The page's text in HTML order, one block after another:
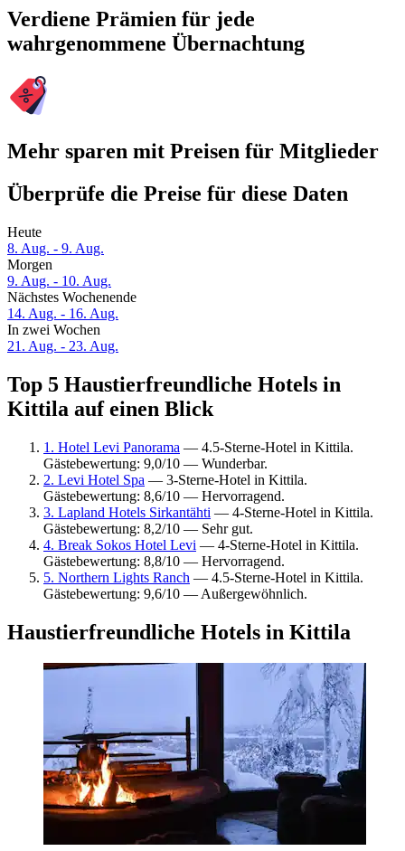
Verdiene Prämien für jede
wahrgenommene Übernachtung
Mehr sparen mit Preisen für Mitglieder
Überprüfe die Preise für diese Daten
Heute
8. Aug. - 9. Aug.
Morgen
9. Aug. - 10. Aug.
Nächstes Wochenende
14. Aug. - 16. Aug.
In zwei Wochen
21. Aug. - 23. Aug.
Top 5 Haustierfreundliche Hotels in
Kittila auf einen Blick
1. Hotel Levi Panorama — 4.5-Sterne-Hotel in Kittila.
Gästebewertung: 9,0/10 — Wunderbar.
2. Levi Hotel Spa — 3-Sterne-Hotel in Kittila.
Gästebewertung: 8,6/10 — Hervorragend.
3. Lapland Hotels Sirkantähti — 4-Sterne-Hotel in Kittila.
Gästebewertung: 8,2/10 — Sehr gut.
4. Break Sokos Hotel Levi — 4-Sterne-Hotel in Kittila.
Gästebewertung: 8,8/10 — Hervorragend.
5. Northern Lights Ranch — 4.5-Sterne-Hotel in Kittila.
Gästebewertung: 9,6/10 — Außergewöhnlich.
Haustierfreundliche Hotels in Kittila